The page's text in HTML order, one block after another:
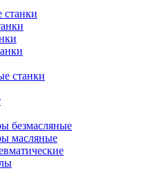
станки
станки
безмасляные
масляные